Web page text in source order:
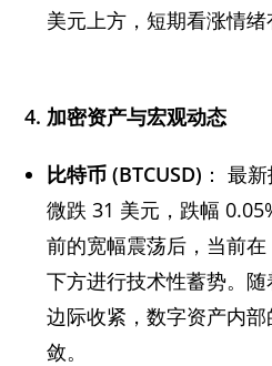
美元上方，短期看涨情绪
4. 加密资产与宏观动态
比特币 (BTCUSD) ： 最
微跌 31 美元，跌幅
前的宽幅震荡后，当前
下方进行技术性蓄势。
边际收紧，数字资产内
敛。